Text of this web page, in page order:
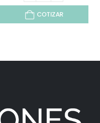
COTIZAR